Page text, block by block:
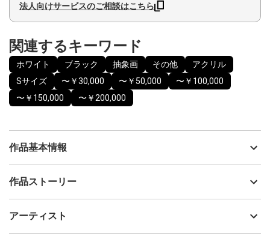
法人向けサービスのご相談はこちら
関連するキーワード
ホワイト ブラック 抽象画 その他
アクリル
Sサイズ
〜￥30,000 〜￥50,000
〜￥100,000
〜￥150,000
〜￥200,000
作品基本情報
出品者
制作年
作品ストーリー
た。 プロフィールの
アーティスト